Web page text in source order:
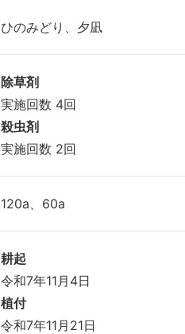
ひのみどり、夕凪
除草剤
実施回数 4回
殺虫剤
実施回数 2回
120a、60a
耕起
令和7年11月4日
植付
令和7年11月21日